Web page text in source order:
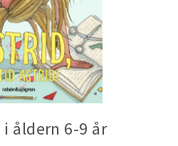
åldern 6-9 år